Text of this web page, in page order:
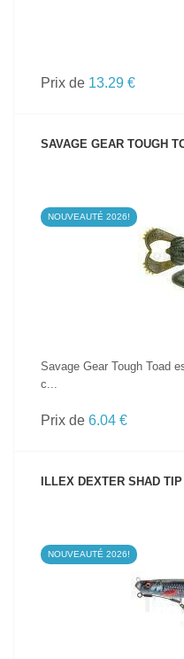
Prix de 13.29 €
SAVAGE GEAR TOUGH
NOUVEAUTÉ 2026!
VOIR
Savage Gear Tough Toad
c...
Prix de 6.04 €
ILLEX DEXTER SHAD
NOUVEAUTÉ 2026!